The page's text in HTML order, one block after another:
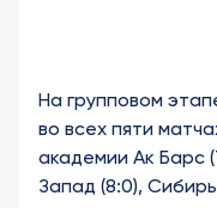
На групповом
во всех пяти
академии Ак Барс
Запад (8:0),